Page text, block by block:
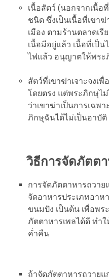
เนื้อสัตว์ (นอกจากเนื้
ชนิด ซึ่งเป็นเนื้อที่เขา
เมือง ตามร้านตลาดเรี
เนื้อมีอยู่แล้ว เนื้อที่เป็
ไฟแล้ว อนุญาตให้พระ
สัตว์ที่เขาฆ่าเจาะจงเ
โดยตรง แต่พระภิกษุไ
ว่าเขาฆ่าเป็นการเฉพ
ภิกษุฉันได้ไม่เป็นอาบัติ
วิธีการจัดภัตต
การจัดภัตตาหารถวาย
จัดอาหารประเภทอาห
ขนมปัง เป็นต้น เพื่อพ
ภัตตาหารเพลได้ดี ทำใ
ค่ำคืน
ถ้าจัดภัตตาหารถวายแ